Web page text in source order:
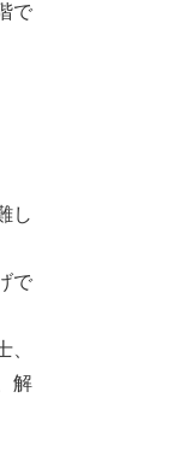
で
し
で
解